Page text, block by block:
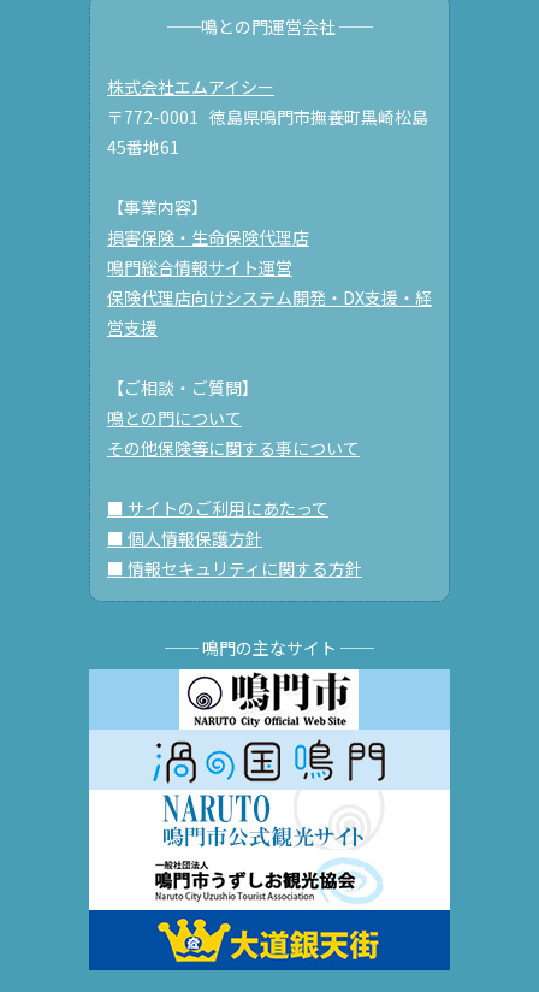
──鳴との門運営会社 ──
株式会社エムアイシー
〒772-0001 徳島県鳴門市撫養町黒崎松島
45番地61
【事業内容】
損害保険・生命保険代理店
鳴門総合情報サイト運営
保険代理店向けシステム開発・DX支援・経
営支援
【ご相談・ご質問】
鳴との門について
その他保険等に関する事について
■ サイトのご利用にあたって
■ 個人情報保護方針
■ 情報セキュリティに関する方針
── 鳴門の主なサイト ──